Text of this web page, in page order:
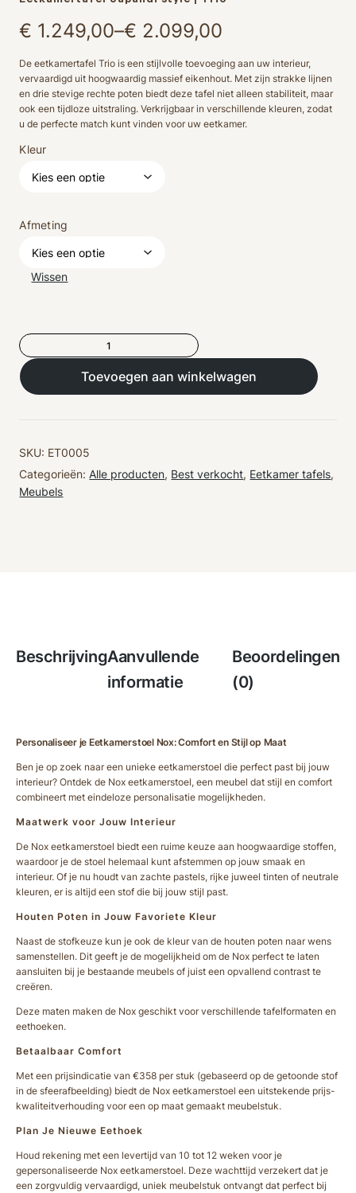
€ 1.249,00–€ 2.099,00
Prijsklasse:
€ 1.249,00
tot
€ 2.099,00
De eetkamertafel Trio is een stijlvolle toevoeging aan uw interieur,
vervaardigd uit hoogwaardig massief eikenhout. Met zijn strakke lijnen
en drie stevige rechte poten biedt deze tafel niet alleen stabiliteit, maar
ook een tijdloze uitstraling. Verkrijgbaar in verschillende kleuren, zodat
u de perfecte match kunt vinden voor uw eetkamer.
Kleur
Afmeting
Wissen
Eetkamertafel
Japandi
style
|
Toevoegen aan winkelwagen
SKU: ET0005
Categorieën: Alle producten, Best verkocht, Eetkamer tafels,
Meubels
BeschrijvingAanvullende
informatie
Beoordelingen
(0)
Personaliseer je Eetkamerstoel Nox: Comfort en Stijl op Maat
Ben je op zoek naar een unieke eetkamerstoel die perfect past bij jouw
interieur? Ontdek de Nox eetkamerstoel, een meubel dat stijl en comfort
combineert met eindeloze personalisatie mogelijkheden.
Maatwerk voor Jouw Interieur
De Nox eetkamerstoel biedt een ruime keuze aan hoogwaardige stoffen,
waardoor je de stoel helemaal kunt afstemmen op jouw smaak en
interieur. Of je nu houdt van zachte pastels, rijke juweel tinten of neutrale
kleuren, er is altijd een stof die bij jouw stijl past.
Houten Poten in Jouw Favoriete Kleur
Naast de stofkeuze kun je ook de kleur van de houten poten naar wens
samenstellen. Dit geeft je de mogelijkheid om de Nox perfect te laten
aansluiten bij je bestaande meubels of juist een opvallend contrast te
creëren.
Deze maten maken de Nox geschikt voor verschillende tafelformaten en
eethoeken.
Betaalbaar Comfort
Met een prijsindicatie van €358 per stuk (gebaseerd op de getoonde stof
in de sfeerafbeelding) biedt de Nox eetkamerstoel een uitstekende prijs-
kwaliteitverhouding voor een op maat gemaakt meubelstuk.
Plan Je Nieuwe Eethoek
Houd rekening met een levertijd van 10 tot 12 weken voor je
gepersonaliseerde Nox eetkamerstoel. Deze wachttijd verzekert dat je
een zorgvuldig vervaardigd, uniek meubelstuk ontvangt dat perfect bij